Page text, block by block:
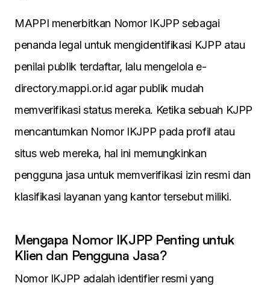
MAPPI menerbitkan Nomor IKJPP sebagai
penanda legal untuk mengidentifikasi KJPP atau
penilai publik terdaftar, lalu mengelola e-
directory.mappi.or.id agar publik mudah
memverifikasi status mereka. Ketika sebuah KJPP
mencantumkan Nomor IKJPP pada profil atau
situs web mereka, hal ini memungkinkan
pengguna jasa untuk memverifikasi izin resmi dan
klasifikasi layanan yang kantor tersebut miliki.
Mengapa Nomor IKJPP Penting untuk
Klien dan Pengguna Jasa?
Nomor IKJPP adalah identifier resmi yang